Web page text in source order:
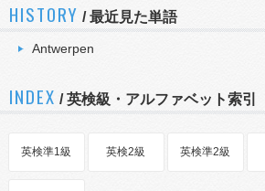
HISTORY /最近見た単語
Antwerpen
INDEX / 英検級・アルファベット索引
英検準1級 英検2級 英検準2級